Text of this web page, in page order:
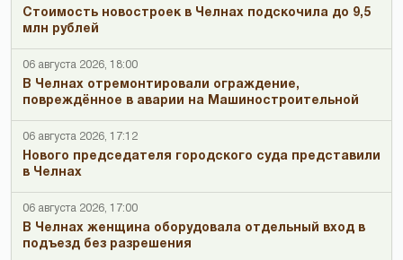
Стоимость новостроек в Челнах подскочила до 9,5
млн рублей
06 августа 2026, 18:00
В Челнах отремонтировали ограждение,
повреждённое в аварии на Машиностроительной
06 августа 2026, 17:12
Нового председателя городского суда представили
в Челнах
06 августа 2026, 17:00
В Челнах женщина оборудовала отдельный вход в
подъезд без разрешения